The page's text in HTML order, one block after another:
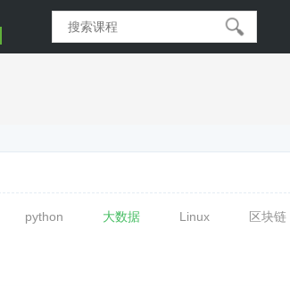
python 大数据 Linux 区块链